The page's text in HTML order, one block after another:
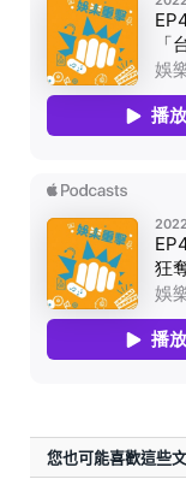
您也可能喜歡這些